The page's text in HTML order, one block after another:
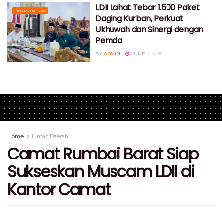
LINTAS DAERAH
LDII Lahat Tebar 1.500 Paket
Daging Kurban, Perkuat
Ukhuwah dan Sinergi dengan
Pemda
BY ADMIN JUNE 2, 2026
Home Lintas Daerah
Camat Rumbai Barat Siap
Sukseskan Muscam LDII di
Kantor Camat